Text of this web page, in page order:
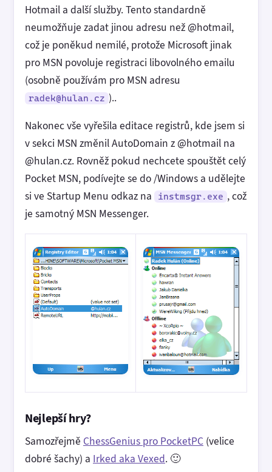
Hotmail a další služby. Tento standardně
neumožňuje zadat jinou adresu než @hotmail,
což je poněkud nemilé, protože Microsoft jinak
pro MSN povoluje registraci libovolného emailu
(osobně používám pro MSN adresu
radek@hulan.cz )..
Nakonec vše vyřešila editace registrů, kde jsem si
v sekci MSN změnil AutoDomain z @hotmail na
@hulan.cz. Rovněž pokud nechcete spouštět celý
Pocket MSN, podívejte se do /Windows a udělejte
si ve Startup Menu odkaz na
instmsgr.exe , což
je samotný MSN Messenger.
Nejlepší hry?
Samozřejmě ChessGenius pro PocketPC (velice
dobré šachy) a Irked aka Vexed. 🙂